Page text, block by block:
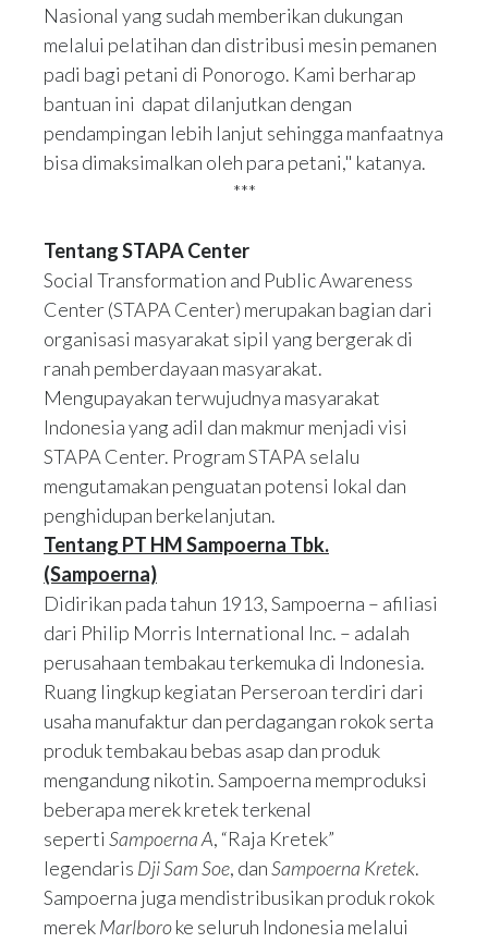
Nasional yang sudah memberikan dukungan
melalui pelatihan dan distribusi mesin pemanen
padi bagi petani di Ponorogo. Kami berharap
bantuan ini dapat dilanjutkan dengan
pendampingan lebih lanjut sehingga manfaatnya
bisa dimaksimalkan oleh para petani," katanya.
***
Tentang STAPA Center
Social Transformation and Public Awareness
Center (STAPA Center) merupakan bagian dari
organisasi masyarakat sipil yang bergerak di
ranah pemberdayaan masyarakat.
Mengupayakan terwujudnya masyarakat
Indonesia yang adil dan makmur menjadi visi
STAPA Center. Program STAPA selalu
mengutamakan penguatan potensi lokal dan
penghidupan berkelanjutan.
Tentang PT HM Sampoerna Tbk.
(Sampoerna)
Didirikan pada tahun 1913, Sampoerna – afiliasi
dari Philip Morris International Inc. – adalah
perusahaan tembakau terkemuka di Indonesia.
Ruang lingkup kegiatan Perseroan terdiri dari
usaha manufaktur dan perdagangan rokok serta
produk tembakau bebas asap dan produk
mengandung nikotin. Sampoerna memproduksi
beberapa merek kretek terkenal
seperti Sampoerna A, “Raja Kretek”
legendaris Dji Sam Soe, danSampoerna Kretek.
Sampoerna juga mendistribusikan produk rokok
merekMarlboroke seluruh Indonesia melalui